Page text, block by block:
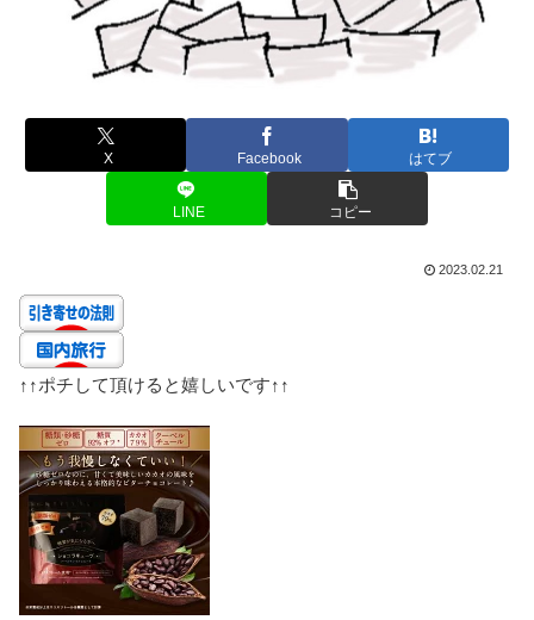
X Facebook はてブ
LINE コピー
2023.02.21
↑↑ポチして頂けると嬉しいです↑↑